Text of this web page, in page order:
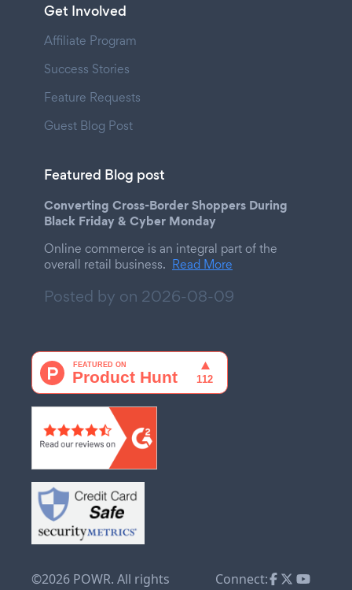
Get Involved
Affiliate Program
Success Stories
Feature Requests
Guest Blog Post
Featured Blog post
Converting Cross-Border Shoppers During
Black Friday & Cyber Monday
Online commerce is an integral part of the
overall retail business. Read More
Posted by on 2026-08-09
©2026 POWR. All rights
Connect: